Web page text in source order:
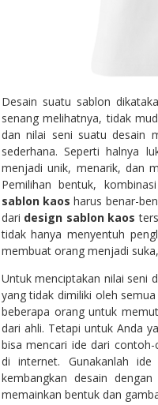
Desain suatu sablon
senang melihatnya, tidak
dan nilai seni suatu desain
sederhana. Seperti halnya
menjadi unik, menarik, dan
Pemilihan bentuk,
sablon kaosharus benar-
dari design sablon kaos
tidak hanya menyentuh
membuat orang menjadi
Untuk menciptakan nilai seni
yang tidak dimiliki oleh
beberapa orang untuk
dari ahli. Tetapi untuk Anda
bisa mencari ide dari
di internet. Gunakanlah
kembangkan desain
memainkan bentuk dan